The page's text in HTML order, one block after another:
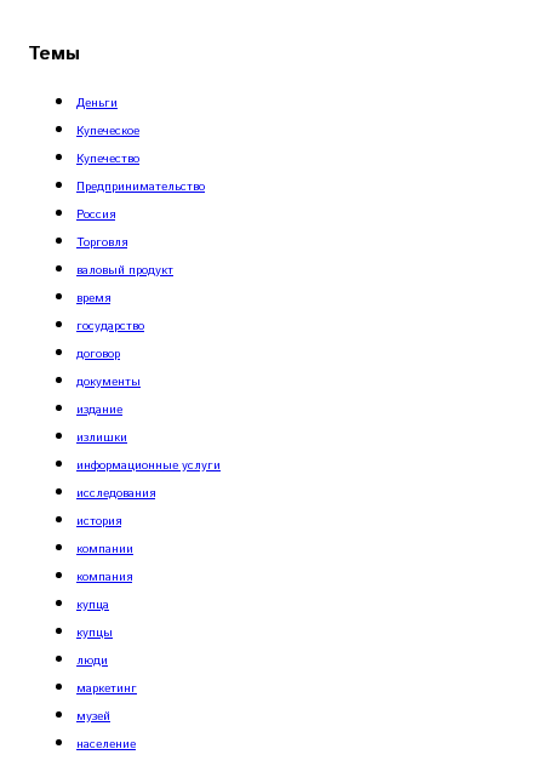
Темы
Деньги
Купеческое
Купечество
Предпринимательство
Россия
Торговля
валовый продукт
время
государство
договор
документы
издание
излишки
информационные услуги
исследования
история
компании
компания
купца
купцы
люди
маркетинг
музей
население